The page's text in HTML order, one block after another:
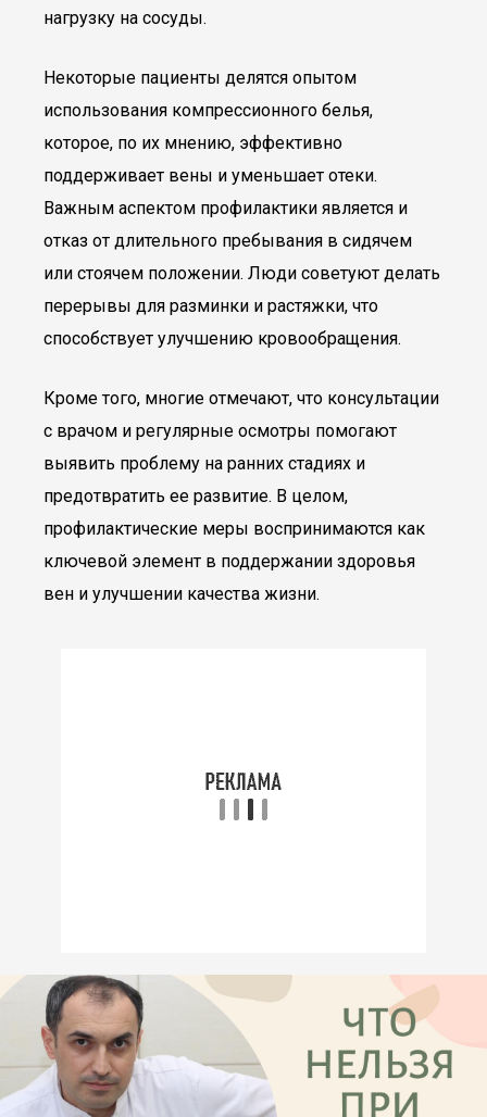
нагрузку на сосуды.
Некоторые пациенты делятся опытом
использования компрессионного белья,
которое, по их мнению, эффективно
поддерживает вены и уменьшает отеки.
Важным аспектом профилактики является и
отказ от длительного пребывания в сидячем
или стоячем положении. Люди советуют делать
перерывы для разминки и растяжки, что
способствует улучшению кровообращения.
Кроме того, многие отмечают, что консультации
с врачом и регулярные осмотры помогают
выявить проблему на ранних стадиях и
предотвратить ее развитие. В целом,
профилактические меры воспринимаются как
ключевой элемент в поддержании здоровья
вен и улучшении качества жизни.